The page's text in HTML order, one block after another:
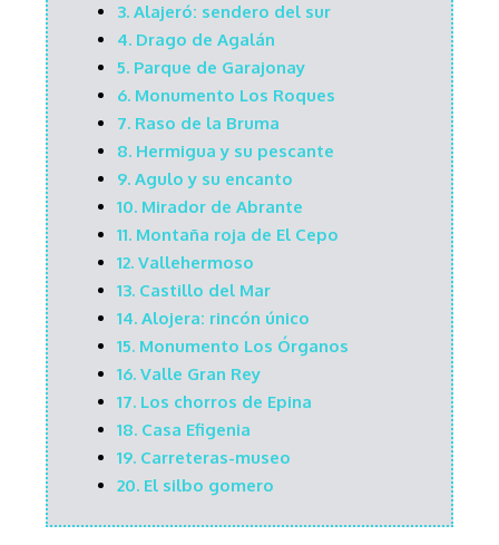
3. Alajeró: sendero del sur
4. Drago de Agalán
5. Parque de Garajonay
6. Monumento Los Roques
7. Raso de la Bruma
8. Hermigua y su pescante
9. Agulo y su encanto
10. Mirador de Abrante
11. Montaña roja de El Cepo
12. Vallehermoso
13. Castillo del Mar
14. Alojera: rincón único
15. Monumento Los Órganos
16. Valle Gran Rey
17. Los chorros de Epina
18. Casa Efigenia
19. Carreteras-museo
20. El silbo gomero